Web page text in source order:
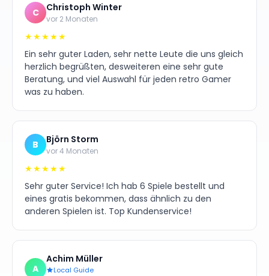
C Christoph Winter
vor 2 Monaten
★★★★★
Ein sehr guter Laden, sehr nette Leute die uns gleich
herzlich begrüßten, desweiteren eine sehr gute
Beratung, und viel Auswahl für jeden retro Gamer
was zu haben.
B Björn Storm
vor 4 Monaten
★★★★★
Sehr guter Service! Ich hab 6 Spiele bestellt und
eines gratis bekommen, dass ähnlich zu den
anderen Spielen ist. Top Kundenservice!
A
Achim Müller
Local Guide